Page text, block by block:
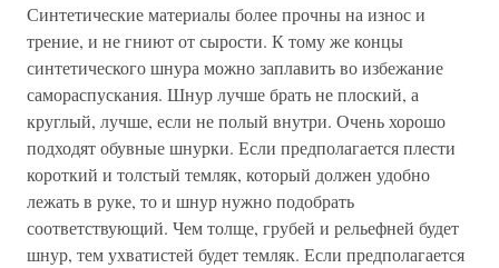
Синтетические материалы более прочны на износ и
трение, и не гниют от сырости. К тому же концы
синтетического шнура можно заплавить во избежание
самораспускания. Шнур лучше брать не плоский, а
круглый, лучше, если не полый внутри. Очень хорошо
подходят обувные шнурки. Если предполагается плести
короткий и толстый темляк, который должен удобно
лежать в руке, то и шнур нужно подобрать
соответствующий. Чем толще, грубей и рельефней будет
шнур, тем ухватистей будет темляк. Если предполагается